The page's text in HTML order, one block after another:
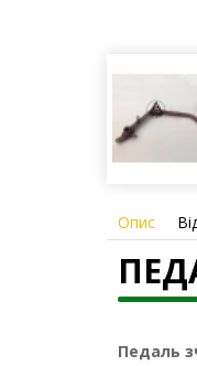
Опис
Педаль